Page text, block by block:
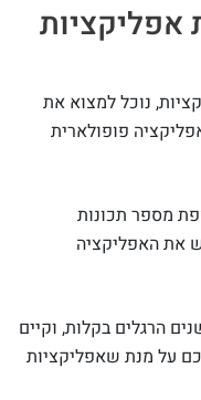
נוכל למצוא את
פופולארית
מספר תכונות
את האפליקציה
הרגלים בקלות, וקיים
על מנת שאפליקציות